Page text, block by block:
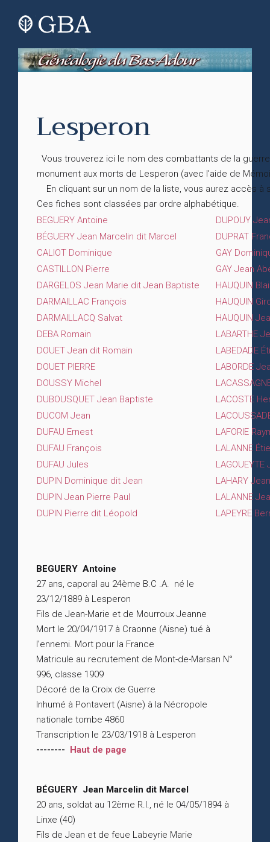
Lesperon
Vous trouverez ici le nom des combattants de la
monument aux morts de Lesperon (avec l'aide de
En cliquant sur un nom de la liste, vous aurez accès à
Ces fiches sont classées par ordre alphabétique.
BEGUERY Antoine
DUPOUY
BÉGUERY Jean Marcelin dit Marcel
DUPRAT
CALIOT Dominique
GAY
CASTILLON Pierre
GAY Jean
DARGELOS Jean Marie dit Jean Baptiste
HAUQUIN
DARMAILLAC François
HAUQUIN
DARMAILLACQ Salvat
HAUQUIN
DEBA Romain
LABARTHE
DOUET Jean dit Romain
LABEDADE
DOUET PIERRE
LABORDE
DOUSSY Michel
DUBOUSQUET Jean Baptiste
LACOSTE
DUCOM Jean
DUFAU Ernest
LAFORIE
DUFAU François
LALANNE
DUFAU Jules
DUPIN Dominique dit Jean
LAHARY
DUPIN Jean Pierre Paul
LALANNE
DUPIN Pierre dit Léopold
LAPEYRE
BEGUERY Antoine
27 ans, caporal au 24ème B.C .A. né le
23/12/1889 à Lesperon
Fils de Jean-Marie et de Mourroux Jeanne
Mort le 20/04/1917 à Craonne (Aisne) tué à
l’ennemi. Mort pour la France
Matricule au recrutement de Mont-de-Marsan N°
996, classe 1909
Décoré de la Croix de Guerre
Inhumé à Pontavert (Aisne) à la Nécropole
nationale tombe 4860
Transcription le 23/03/1918 à Lesperon
-------- Haut de page
BÉGUERY Jean Marcelin dit Marcel
20 ans, soldat au 12ème R.I., né le 04/05/1894 à
Linxe (40)
Fils de Jean et de feue Labeyrie Marie